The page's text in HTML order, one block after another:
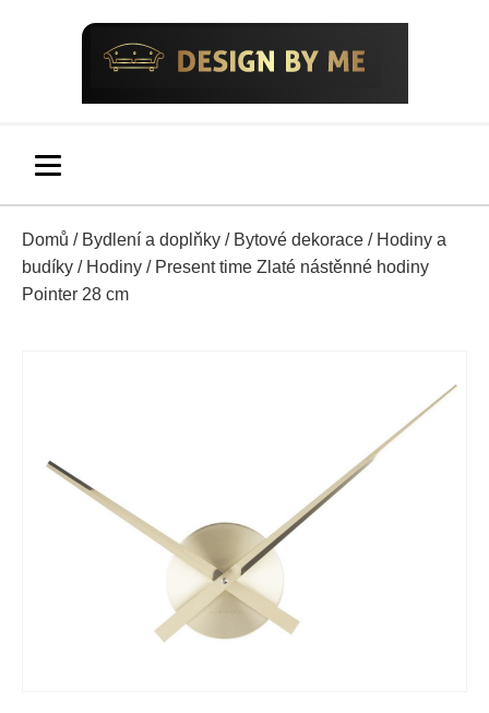
Domů / Bydlení a doplňky / Bytové dekorace / Hodiny a
budíky / Hodiny / Present time Zlaté nástěnné hodiny
Pointer 28 cm